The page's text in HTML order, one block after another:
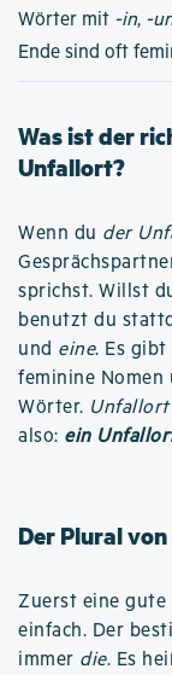
Wörter mit -in, -
Ende sind oft
Was ist der
Unfallort?
Wenn du der
sprichst. Willst
benutzt du
und eine. Es gibt
feminine Nomen
Wörter. Unfallort
also: ein
Der Plural
Zuerst eine
einfach. Der
immer die. Es